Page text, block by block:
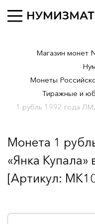
Магазин монет
Монеты
Тиражные и
1 рубль 1992 года
Монета 1
«Янка Купала»
[Артикул: